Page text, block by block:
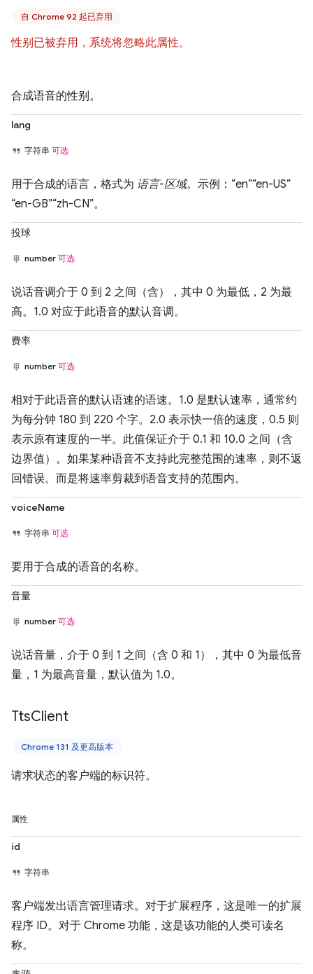
自 Chrome 92 起已弃用
性别已被弃用，系统将忽略此属性。
合成语音的性别。
lang
字符串 可选
用于合成的语言，格式为 语言-区域。示例：“en”“en-US”
“en-GB”“zh-CN”。
投球
number 可选
说话音调介于 0 到 2 之间（含），其中 0 为最低，2 为最
高。1.0 对应于此语音的默认音调。
费率
number 可选
相对于此语音的默认语速的语速。1.0 是默认速率，通常约
为每分钟 180 到 220 个字。2.0 表示快一倍的速度，0.5 则
表示原有速度的一半。此值保证介于 0.1 和 10.0 之间（含
边界值）。如果某种语音不支持此完整范围的速率，则不返
回错误。而是将速率剪裁到语音支持的范围内。
voiceName
字符串 可选
要用于合成的语音的名称。
音量
number 可选
说话音量，介于 0 到 1 之间（含 0 和 1），其中 0 为最低音
量，1 为最高音量，默认值为 1.0。
TtsClient
Chrome 131 及更高版本
请求状态的客户端的标识符。
属性
id
字符串
客户端发出语言管理请求。对于扩展程序，这是唯一的扩展
程序 ID。对于 Chrome 功能，这是该功能的人类可读名
称。